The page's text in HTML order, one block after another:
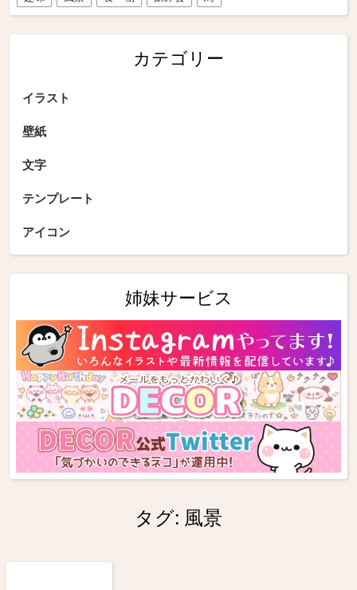
カテゴリー
イラスト
壁紙
文字
テンプレート
アイコン
姉妹サービス
タグ: 風景